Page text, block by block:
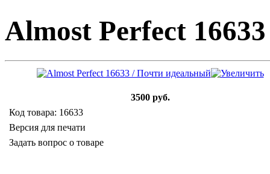
Almost Perfect
3500 руб.
Код товара: 16633
Версия для печати
Задать вопрос о товаре